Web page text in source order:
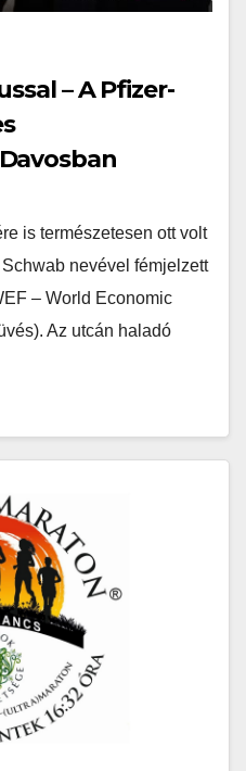
– A Pfizer-
is természetesen ott volt
nevével fémjelzett
– World Economic
Az utcán haladó